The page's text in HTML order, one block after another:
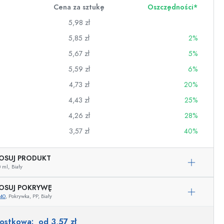
Cena za sztukę
Oszczędności*
5,98 zł
5,85 zł
2%
5,67 zł
5%
5,59 zł
6%
4,73 zł
20%
4,43 zł
25%
4,26 zł
28%
3,57 zł 40%
PRODUKT
ml, Biały
POKRYWĘ
, Pokrywka, PP, Biały